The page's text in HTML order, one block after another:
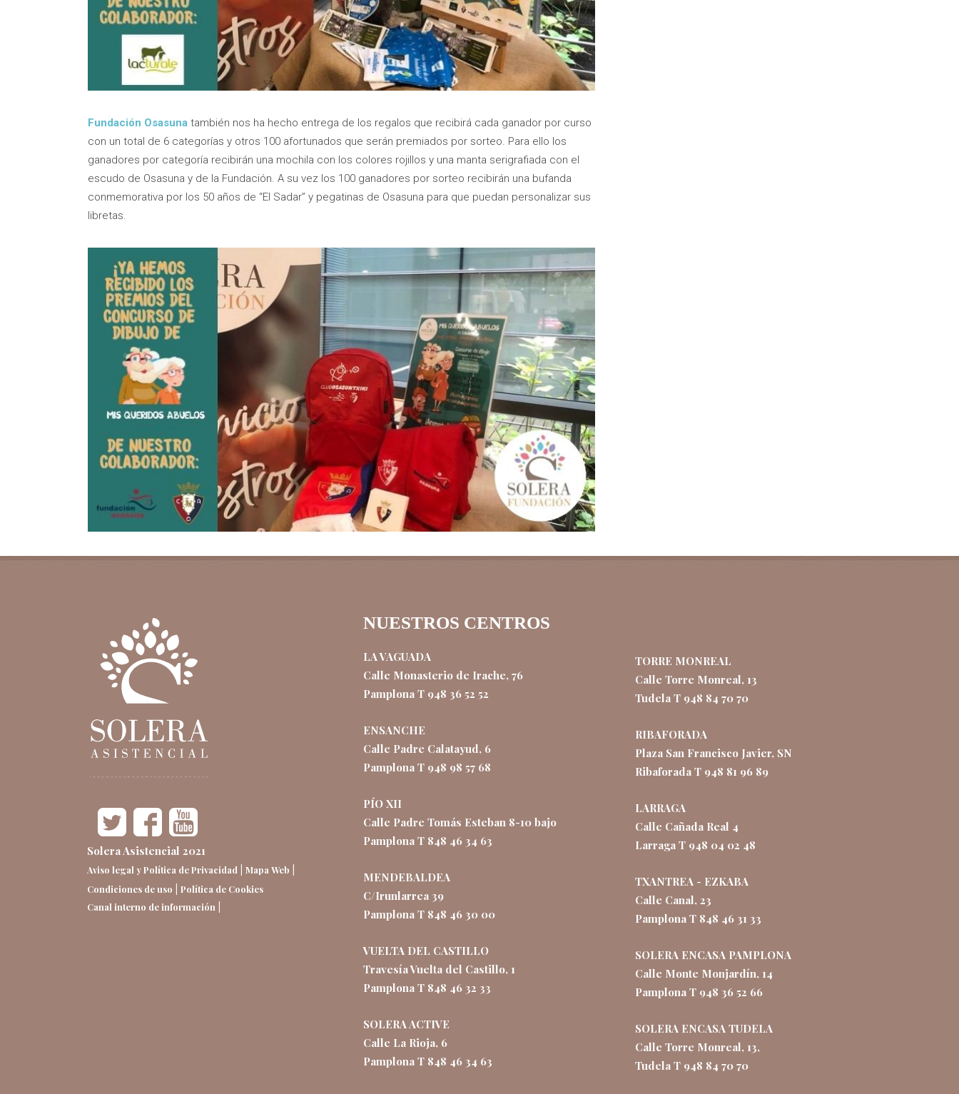
Fundación Osasuna también nos ha hecho entrega de los regalos que recibirá cada ganador por curso
con un total de 6 categorías y otros 100 afortunados que serán premiados por sorteo. Para ello los
ganadores por categoría recibirán una mochila con los colores rojillos y una manta serigrafiada con el
escudo de Osasuna y de la Fundación. A su vez los 100 ganadores por sorteo recibirán una bufanda
conmemorativa por los 50 años de “El Sadar” y pegatinas de Osasuna para que puedan personalizar sus
libretas.
Solera Asistencial 2021
Aviso legal y Política de Privacidad | Mapa Web |
Condiciones de uso | Política de Cookies
Canal interno de información |
NUESTROS CENTROS
LA VAGUADA
Calle Monasterio de Irache, 76
Pamplona T 948 36 52 52
ENSANCHE
Calle Padre Calatayud, 6
Pamplona T 948 98 57 68
PÍO XII
Calle Padre Tomás Esteban 8-10 bajo
Pamplona T 848 46 34 63
MENDEBALDEA
C/Irunlarrea 39
Pamplona T 848 46 30 00
VUELTA DEL CASTILLO
Travesía Vuelta del Castillo, 1
Pamplona T 848 46 32 33
SOLERA ACTIVE
Calle La Rioja, 6
Pamplona T 848 46 34 63
TORRE MONREAL
Calle Torre Monreal, 13
Tudela T 948 84 70 70
RIBAFORADA
Plaza San Francisco Javier, SN
Ribaforada T 948 81 96 89
LARRAGA
Calle Cañada Real 4
Larraga T 948 04 02 48
TXANTREA - EZKABA
Calle Canal, 23
Pamplona T 848 46 31 33
SOLERA ENCASA PAMPLONA
Calle Monte Monjardín, 14
Pamplona T 948 36 52 66
SOLERA ENCASA TUDELA
Calle Torre Monreal, 13,
Tudela T 948 84 70 70